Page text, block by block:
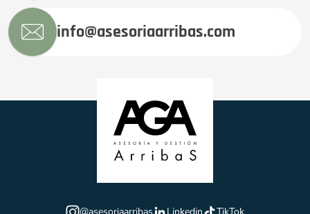
info@asesoriaarribas.com